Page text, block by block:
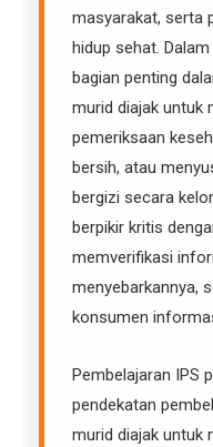
masyarakat, serta
hidup sehat.
bagian penting
murid diajak untuk
pemeriksaan
bersih, atau
bergizi secara
berpikir kritis
memverifikasi
menyebarkannya,
konsumen
Pembelajaran IPS
pendekatan
murid diajak untuk